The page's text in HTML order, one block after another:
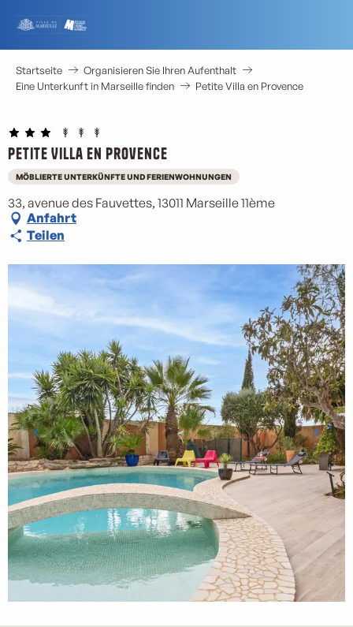
contenu
principal
Startseite
Organisieren Sie Ihren Aufenthalt
Eine Unterkunft in Marseille finden
Petite Villa en Provence
Petite Villa en Provence
MÖBLIERTE UNTERKÜNFTE UND FERIENWOHNUNGEN
33, avenue des Fauvettes, 13011 Marseille 11ème
Anfahrt
Teilen